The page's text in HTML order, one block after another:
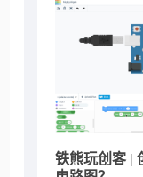
铁熊玩创客 |